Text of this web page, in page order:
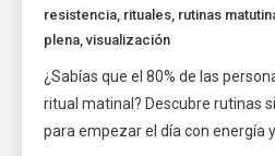
resistencia, rituales, rutinas
plena,visualización
¿Sabías que el 80% de las
ritual matinal? Descubre rutinas
para empezar el día con energía